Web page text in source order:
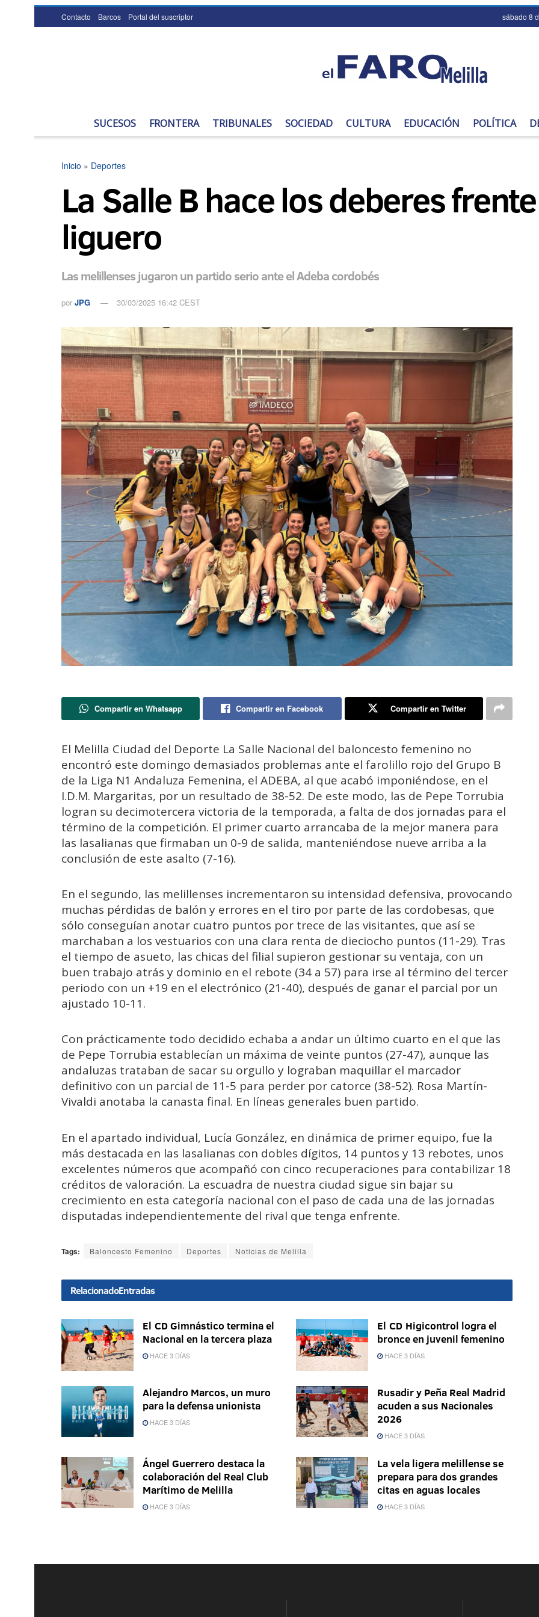
Contacto Barcos Portal del suscriptor sábado 8
SUCESOS FRONTERA TRIBUNALES SOCIEDAD CULTURA EDUCACIÓN POLÍTICA
Inicio » Deportes
La Salle B hace los deberes
liguero
Las melillenses jugaron un partido serio ante el Adeba cordobés
por JPG 30/03/2025 16:42 CEST
Compartir en Whatsapp Compartir en Facebook Compartir en Twitter
El Melilla Ciudad del Deporte La Salle Nacional del baloncesto femenino no
encontró este domingo demasiados problemas ante el farolillo rojo del Grupo B
de la Liga N1 Andaluza Femenina, el ADEBA, al que acabó imponiéndose, en el
I.D.M. Margaritas, por un resultado de 38-52. De este modo, las de Pepe Torrubia
logran su decimotercera victoria de la temporada, a falta de dos jornadas para el
término de la competición. El primer cuarto arrancaba de la mejor manera para
las lasalianas que firmaban un 0-9 de salida, manteniéndose nueve arriba a la
conclusión de este asalto (7-16).
En el segundo, las melillenses incrementaron su intensidad defensiva, provocando
muchas pérdidas de balón y errores en el tiro por parte de las cordobesas, que
sólo conseguían anotar cuatro puntos por trece de las visitantes, que así se
marchaban a los vestuarios con una clara renta de dieciocho puntos (11-29). Tras
el tiempo de asueto, las chicas del filial supieron gestionar su ventaja, con un
buen trabajo atrás y dominio en el rebote (34 a 57) para irse al término del tercer
periodo con un +19 en el electrónico (21-40), después de ganar el parcial por un
ajustado 10-11.
Con prácticamente todo decidido echaba a andar un último cuarto en el que las
de Pepe Torrubia establecían un máxima de veinte puntos (27-47), aunque las
andaluzas trataban de sacar su orgullo y lograban maquillar el marcador
definitivo con un parcial de 11-5 para perder por catorce (38-52). Rosa Martín-
Vivaldi anotaba la canasta final. En líneas generales buen partido.
En el apartado individual, Lucía González, en dinámica de primer equipo, fue la
más destacada en las lasalianas con dobles dígitos, 14 puntos y 13 rebotes, unos
excelentes números que acompañó con cinco recuperaciones para contabilizar 18
créditos de valoración. La escuadra de nuestra ciudad sigue sin bajar su
crecimiento en esta categoría nacional con el paso de cada una de las jornadas
disputadas independientemente del rival que tenga enfrente.
Tags: Baloncesto Femenino Deportes Noticias de Melilla
RelacionadoEntradas
El CD Gimnástico termina el
Nacional en la tercera plaza
HACE 3 DÍAS
El CD Higicontrol logra el
bronce en juvenil femenino
HACE 3 DÍAS
Alejandro Marcos, un muro
para la defensa unionista
HACE 3 DÍAS
Rusadir y Peña Real Madrid
acuden a sus Nacionales
2026
HACE 3 DÍAS
Ángel Guerrero destaca la
colaboración del Real Club
Marítimo de Melilla
HACE 3 DÍAS
La vela ligera melillense se
prepara para dos grandes
citas en aguas locales
HACE 3 DÍAS